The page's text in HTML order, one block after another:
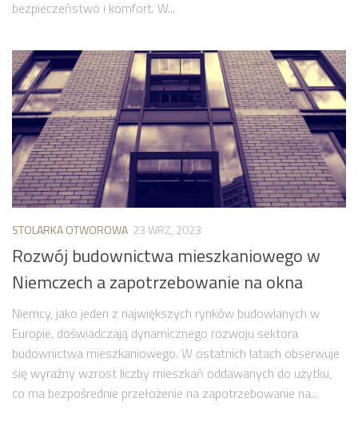
bezpieczeństwo i komfort. W...
STOLARKA OTWOROWA 23 WRZ, 2023
Rozwój budownictwa mieszkaniowego w
Niemczech a zapotrzebowanie na okna
Niemcy, jako jeden z największych rynków budowlanych w
Europie, doświadczają dynamicznego rozwoju sektora
budownictwa mieszkaniowego. W ostatnich latach obserwuje
się wyraźny wzrost liczby mieszkań oddawanych do użytku,
co ma bezpośrednie przełożenie na zapotrzebowanie na...